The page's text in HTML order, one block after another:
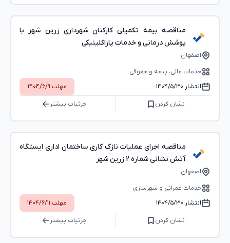
مناقصه بیمه تکمیلی کارکنان شهرداری زرین شهر با
پوشش درمانی و خدمات پاراکلینیکی
اصفهان
خدمات مالی، بیمه و حقوقی
انتشار:۱۴۰۴/۵/۳۰ مهلت:۱۴۰۴/۶/۹
نشان کردن جزئیات بیشتر
مناقصه اجرای عملیات نازک کاری ساختمان اداری ایستگاه
آتش نشانی شماره 2 زرین شهر
اصفهان
خدمات عمرانی و شهرسازی
انتشار:۱۴۰۴/۵/۳۰ مهلت:۱۴۰۴/۶/۱۱
نشان کردن جزئیات بیشتر